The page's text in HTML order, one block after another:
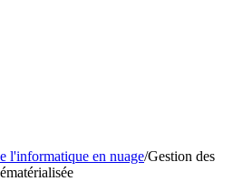
l'informatique en nuage/Gestion des